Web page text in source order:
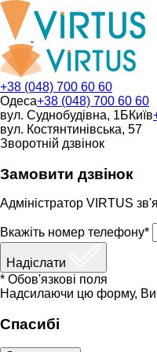
+38 (048) 700 60 60
Одеса+38 (048) 700 60 60
вул. Суднобудівна, 1БКиїв
вул. Костянтинівська, 57
Зворотній дзвінок
Замовити дзвінок
Адміністратор VIRTUS
Вкажіть номер телефону*
Надіслати
* Обов'язкові поля
Надсилаючи цю форму, Ви
Спасибі